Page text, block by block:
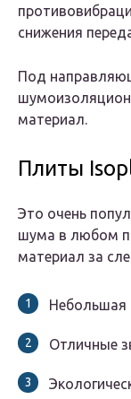
снижения
Под
материал.
Плиты
Это очень
шума в любом
материал за
Небольшая
Отличные